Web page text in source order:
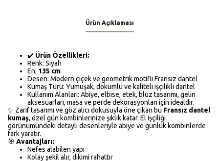
Ürün Açıklaması
✔️ Ürün Özellikleri:
Renk: Siyah
En: 135 cm
Desen: Modern çiçek ve geometrik motifli Fransız dantel
Kumaş Türü: Yumuşak, dökümlü ve kaliteli işçilikli dantel
Kullanım Alanları: Abiye, elbise, etek, bluz tasarımı, gelin
aksesuarları, masa ve perde dekorasyonları için idealdir.
✨ Zarif tasarımı ve göz alıcı dokusuyla öne çıkan bu Fransız dantel
kumaş, özel gün kombinlerinize şıklık katar. El işçiliği
görünümündeki detaylı desenleriyle abiye ve günlük kombinlerde
fark yaratır.
🎯 Avantajları:
Nefes alabilen yapı
Kolay şekil alır, dikimi rahattır